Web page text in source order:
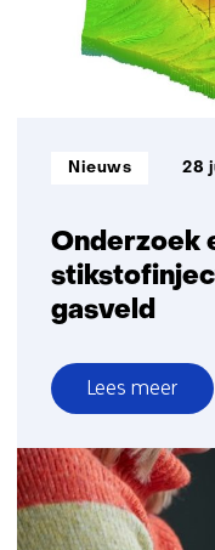
met
overgewicht
Onderzoek
gasveld
Informatietype:
Nieuws 28
Lees meer
over
Onderzoek
effecten
stikstofinjectie
Groningen-